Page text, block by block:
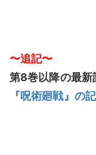
〜追記〜
第8巻以降の最
『呪術廻戦』の